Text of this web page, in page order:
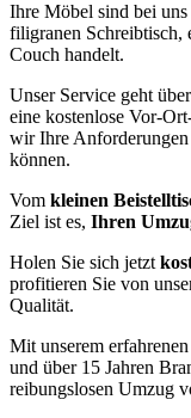
Ihre Möbel sind bei uns
filigranen Schreibtisch,
Couch handelt.
Unser Service geht
eine kostenlose Vor-
wir Ihre Anforderungen
können.
Vom kleinen
Ziel ist es, Ihren
Holen Sie sich jetzt
profitieren Sie von
Qualität.
Mit unserem
und über 15 Jahren
reibungslosen Umzug